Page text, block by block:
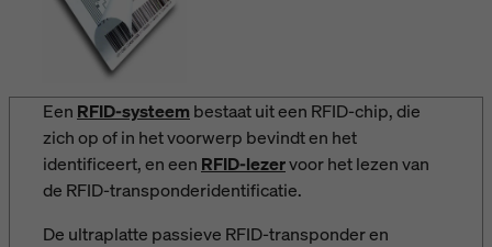
Een RFID-systeem bestaat uit een RFID-chip, die
zich op of in het voorwerp bevindt en het
identificeert, en een RFID-lezervoor het lezen van
de RFID-transponderidentificatie.
De ultraplatte passieve RFID-transponder en